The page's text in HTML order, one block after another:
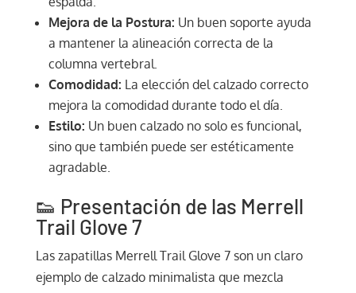
Mejora de la Postura: Un buen soporte ayuda
a mantener la alineación correcta de la
columna vertebral.
Comodidad: La elección del calzado correcto
mejora la comodidad durante todo el día.
Estilo: Un buen calzado no solo es funcional,
sino que también puede ser estéticamente
agradable.
👟 Presentación de las Merrell
Trail Glove 7
Las zapatillas Merrell Trail Glove 7 son un claro
ejemplo de calzado minimalista que mezcla